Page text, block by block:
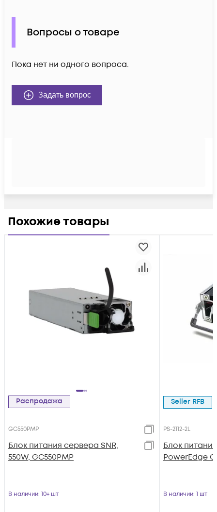
Вопросы о товаре
Пока нет ни одного вопроса.
Задать вопрос
Похожие товары
Распродажа
GC550PMP
Блок питания сервера SNR,
550W, GC550PMP
В наличии: 10+ шт
Seller RFB
PS-2112-2L
Блок
PowerEdge
В наличии: 1 шт